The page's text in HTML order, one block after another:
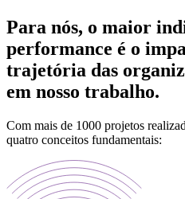
Para nós, o maior
performance é o
trajetória das
em nosso trabalho.
Com mais de 1000 projetos
quatro conceitos fundamentais: